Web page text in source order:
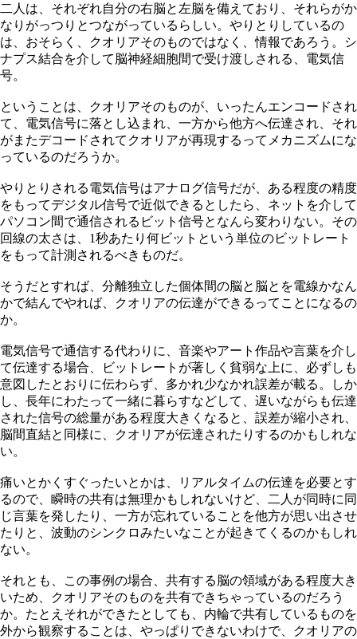
二人は、それぞれ自分の右脳と左脳を備えており、それらがか
なりがっつりとつながっているらしい。やりとりしているの
は、おそらく、クオリアそのものではなく、情報であろう。シ
ナプス結合を介して脳神経細胞間で受け渡しされる、電気信
号。
ということは、クオリアそのものが、いったんエンコードされ
て、電気信号に落とし込まれ、一方から他方へ伝達され、それ
がまたデコードされてクオリアが再現するってメカニズムにな
っているのだろうか。
やりとりされる電気信号はアナログ信号だが、ある程度の精度
をもってデジタル信号で近似できるとしたら、ネットを介して
パソコン間で通信されるビット信号となんら変わりない。その
回線の太さは、1秒あたり何ビットという単位のビットレート
をもって計測されるべきものだ。
そうだとすれば、分離独立した個体間の脳と脳とを電線かなん
かで結んでやれば、クオリアの伝達ができるってことになるの
か。
電気信号で通信する代わりに、音楽やアート作品や言葉を介し
て伝達する場合、ビットレートが著しく貧弱な上に、必ずしも
意図したとおりに伝わらず、多かれ少なかれ誤差が載る。しか
し、長年にわたって一緒に暮らすなどして、遅いながらも伝達
された信号の総量がある程度大きくなると、誤差が縮小され、
脳間直結と同様に、クオリアが伝達されたりするのかもしれな
い。
痛いとかくすぐったいとかは、リアルタイムの伝達を必要とす
るので、瞬時の共有は無理かもしれないけど、二人が同時に同
じ言葉を発したり、一方が忘れていることを他方が思い出させ
たりと、波動のシンクロみたいなことが起きてくるのかもしれ
ない。
それとも、この事例の場合、共有する脳の領域がある程度大き
いため、クオリアそのものを共有できちゃっているのだろう
か。たとえそれができたとしても、内輪で共有しているものを
外から観察することは、やっぱりできないわけで、クオリアの